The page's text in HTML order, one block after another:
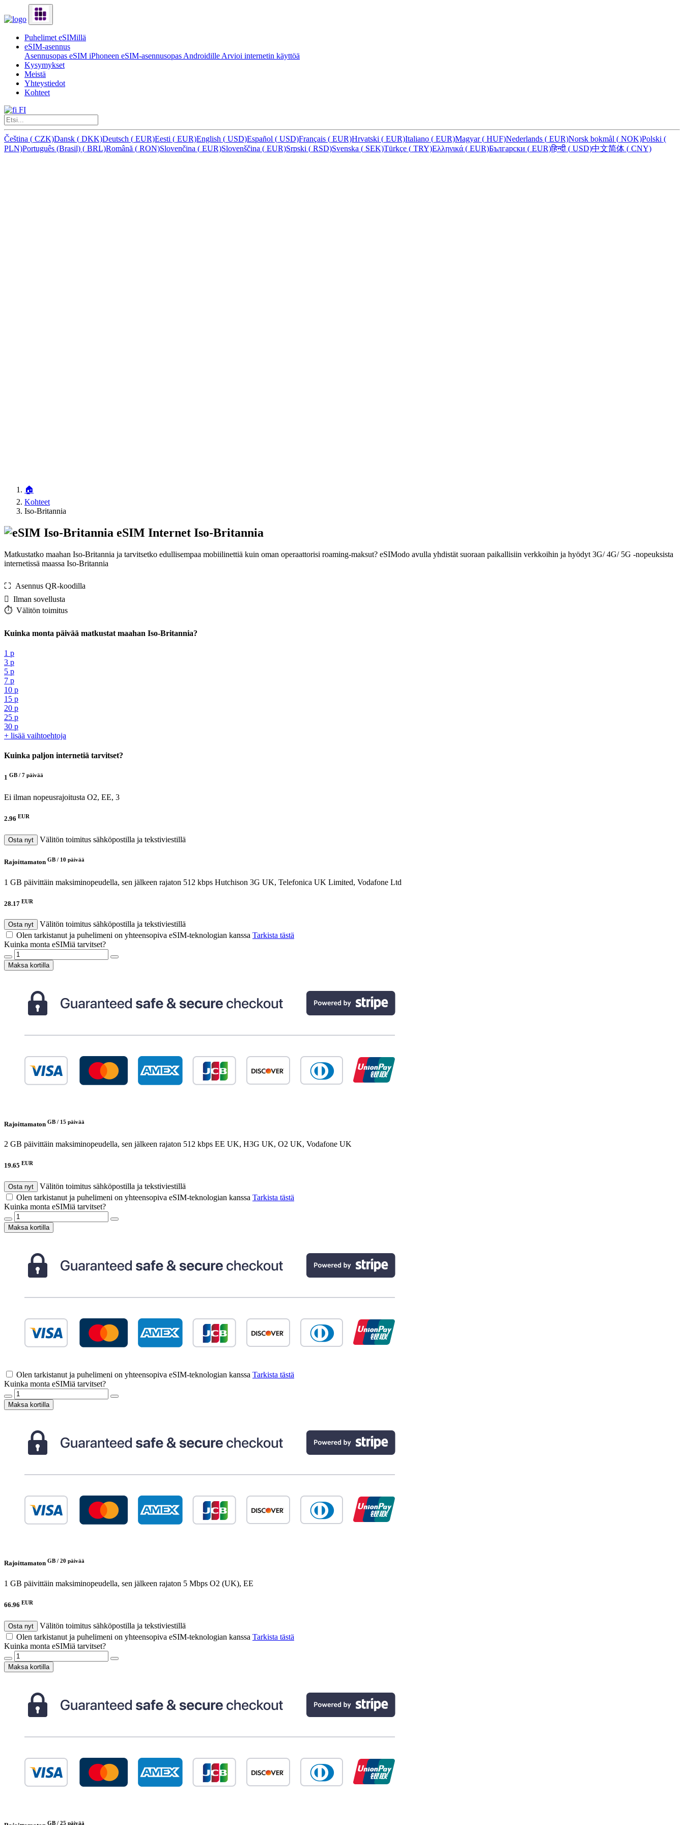
Puhelimet eSIMillä
eSIM-asennus
Asennusopas eSIM iPhoneen eSIM-asennusopas Androidille Arvioi internetin käyttöä
Kysymykset
Meistä
Yhteystiedot
Kohteet
FI
Čeština ( CZK)Dansk ( DKK)Deutsch ( EUR)Eesti ( EUR)English ( USD)Español ( USD)Français ( EUR)Hrvatski ( EUR)Italiano ( EUR)Magyar( HUF)Nederlands ( EUR)Norsk bokmål ( NOK)Polski (
PLN)Português (Brasil) ( BRL)Română ( RON)Slovenčina ( EUR)Slovenščina ( EUR)Srpski ( RSD)Svenska ( SEK)Türkçe ( TRY)Ελληνικά ( EUR)Български ( EUR)हिन्दी ( USD)中文简体 ( CNY)
🏠
Kohteet
Iso-Britannia
eSIM Internet Iso-Britannia
Matkustatko maahan Iso-Britannia ja tarvitsetko edullisempaa mobiilinettiä kuin oman operaattorisi roaming-maksut? eSIModo avulla yhdistät suoraan paikallisiin verkkoihin ja hyödyt 3G/ 4G/ 5G -nopeuksista
internetissä maassa Iso-Britannia
⛶️️ Asennus QR-koodilla
️ Ilman sovellusta
⏱️️ Välitön toimitus
Kuinka monta päivää matkustat maahan Iso-Britannia?
1 p
3 p
5 p
7 p
10 p
15 p
20 p
25 p
30 p
+ lisää vaihtoehtoja
Kuinka paljon internetiä tarvitset?
1 GB / 7 päivää
Ei ilman nopeusrajoitusta O2, EE, 3
2.96 EUR
Osta nyt Välitön toimitus sähköpostilla ja tekstiviestillä
Rajoittamaton GB / 10 päivää
1 GB päivittäin maksiminopeudella, sen jälkeen rajaton 512 kbps Hutchison 3G UK, Telefonica UK Limited, Vodafone Ltd
28.17 EUR
Osta nyt
Välitön toimitus sähköpostilla ja tekstiviestillä
Olen tarkistanut ja puhelimeni on yhteensopiva eSIM-teknologian kanssa Tarkista tästä
Kuinka monta eSIMiä tarvitset?
Maksa kortilla
Rajoittamaton GB / 15 päivää
2 GB päivittäin maksiminopeudella, sen jälkeen rajaton 512 kbps EE UK, H3G UK, O2 UK, Vodafone UK
19.65 EUR
Osta nyt
Välitön toimitus sähköpostilla ja tekstiviestillä
Olen tarkistanut ja puhelimeni on yhteensopiva eSIM-teknologian kanssa Tarkista tästä
Kuinka monta eSIMiä tarvitset?
Maksa kortilla
Olen tarkistanut ja puhelimeni on yhteensopiva eSIM-teknologian kanssa Tarkista tästä
Kuinka monta eSIMiä tarvitset?
Maksa kortilla
Rajoittamaton GB / 20 päivää
1 GB päivittäin maksiminopeudella, sen jälkeen rajaton 5 Mbps O2 (UK), EE
66.96 EUR
Osta nyt
Välitön toimitus sähköpostilla ja tekstiviestillä
Olen tarkistanut ja puhelimeni on yhteensopiva eSIM-teknologian kanssa Tarkista tästä
Kuinka monta eSIMiä tarvitset?
Maksa kortilla
GB / 25 päivää